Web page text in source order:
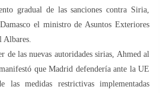
gradual de las sanciones contra Siria,
el ministro de Asuntos Exteriores
Albares.
de las nuevas autoridades sirias, Ahmed al
que Madrid defendería ante la UE
las medidas restrictivas implementadas